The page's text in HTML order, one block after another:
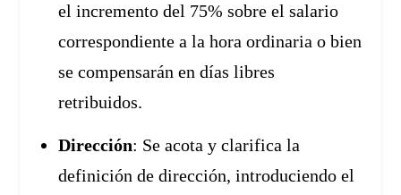
el incremento del 75% sobre el salario
correspondiente a la hora ordinaria o bien
se compensarán en días libres
retribuidos.
Dirección: Se acota y clarifica la
definición de dirección, introduciendo el